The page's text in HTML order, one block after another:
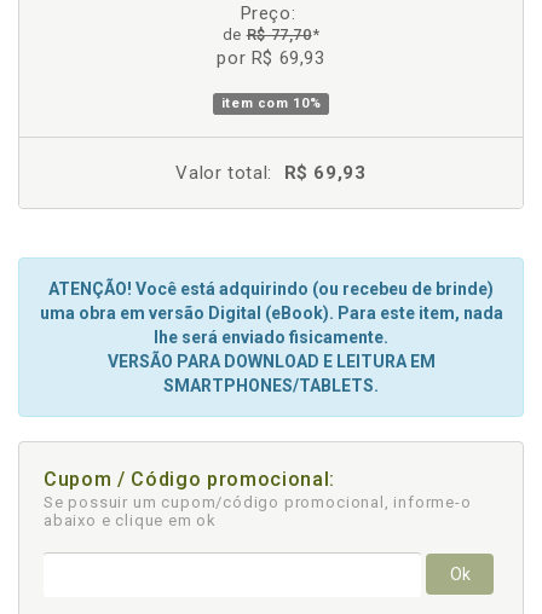
Preço:
deR$ 77,70*
por R$ 69,93
item com 10%
Valor total: R$ 69,93
ATENÇÃO! Você está adquirindo (ou recebeu de brinde)
uma obra em versão Digital (eBook). Para este item, nada
lhe será enviado fisicamente.
VERSÃO PARA DOWNLOAD E LEITURA EM
SMARTPHONES/TABLETS.
Cupom / Código promocional:
Se possuir um cupom/código promocional, informe-o
abaixo e clique em ok
Ok